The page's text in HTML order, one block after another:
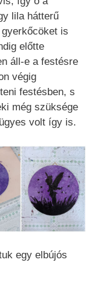
lila hátterű
is
előtte
áll-e a festésre
végig
festésben, s
még szüksége
volt így is.
egy elbújós